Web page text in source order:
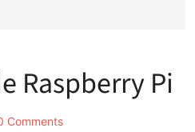
Raspberry Pi
Comments